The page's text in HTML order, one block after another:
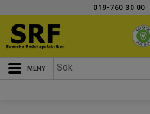
Meny
019-760 30 00